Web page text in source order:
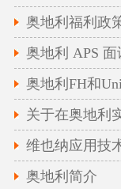
奥地利福利政
奥地利 APS
奥地利FH和
维也纳应用技
奥地利简介